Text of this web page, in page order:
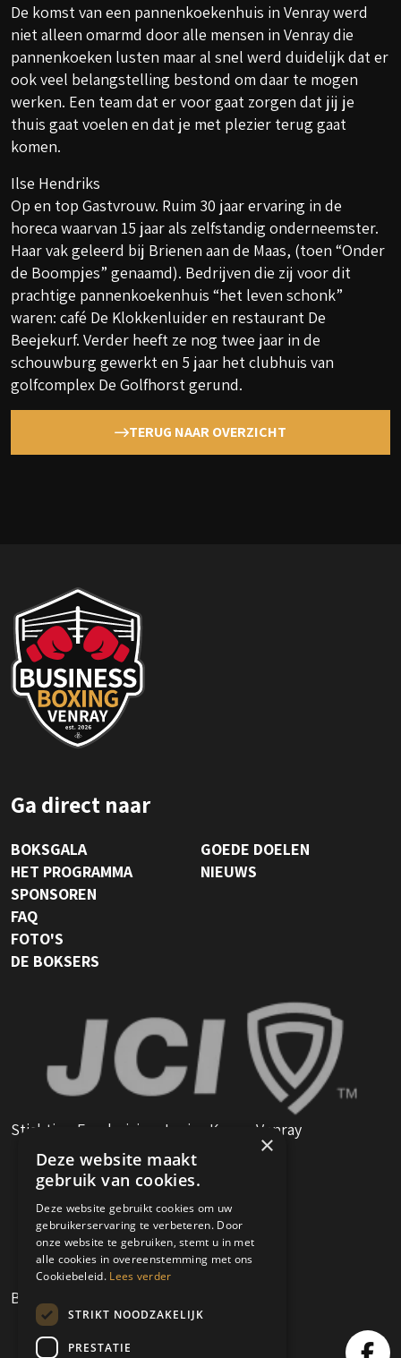
De komst van een pannenkoekenhuis in Venray werd
niet alleen omarmd door alle mensen in Venray die
pannenkoeken lusten maar al snel werd duidelijk dat er
ook veel belangstelling bestond om daar te mogen
werken. Een team dat er voor gaat zorgen dat jij je
thuis gaat voelen en dat je met plezier terug gaat
komen.
Ilse Hendriks
Op en top Gastvrouw. Ruim 30 jaar ervaring in de
horeca waarvan 15 jaar als zelfstandig onderneemster.
Haar vak geleerd bij Brienen aan de Maas, (toen “Onder
de Boompjes” genaamd). Bedrijven die zij voor dit
prachtige pannenkoekenhuis “het leven schonk”
waren: café De Klokkenluider en restaurant De
Beejekurf. Verder heeft ze nog twee jaar in de
schouwburg gewerkt en 5 jaar het clubhuis van
golfcomplex De Golfhorst gerund.
TERUG NAAR OVERZICHT
Ga direct naar
BOKSGALA
HET PROGRAMMA
SPONSOREN
FAQ
FOTO'S
DE BOKSERS
GOEDE DOELEN
NIEUWS
Stichting Fundraising Junior Kamer Venray
Boksclub Venray
×
Deze website maakt
gebruik van cookies.
Deze website gebruikt cookies om uw
gebruikerservaring te verbeteren. Door
onze website te gebruiken, stemt u in met
alle cookies in overeenstemming met ons
Cookiebeleid. Lees verder
STRIKT NOODZAKELIJK
PRESTATIE